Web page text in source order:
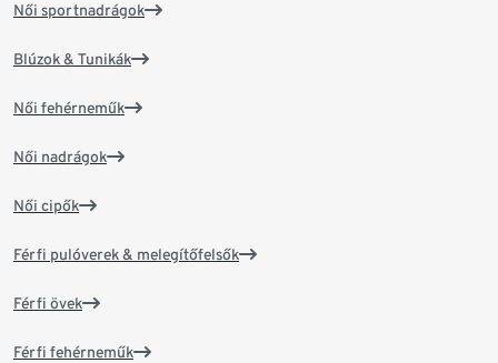
Női sportnadrágok
Blúzok & Tunikák
Női fehérneműk
Női nadrágok
Női cipők
Férfi pulóverek & melegítőfelsők
Férfi övek
Férfi fehérneműk